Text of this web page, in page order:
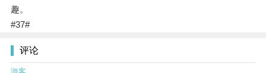
趣。
#37#
评论